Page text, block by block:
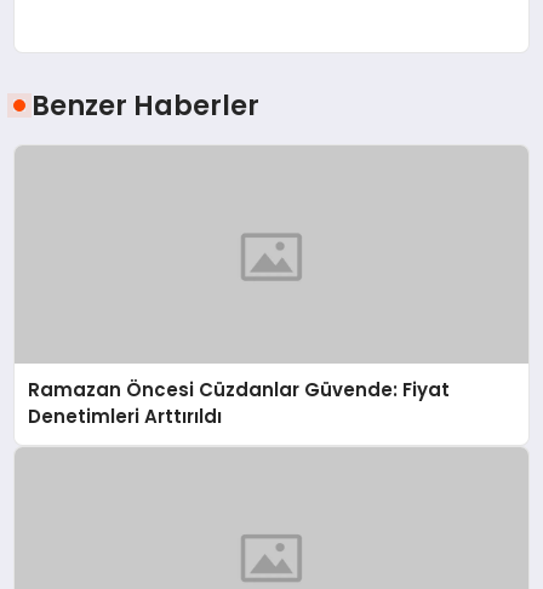
Benzer Haberler
Ramazan Öncesi Cüzdanlar Güvende: Fiyat
Denetimleri Arttırıldı